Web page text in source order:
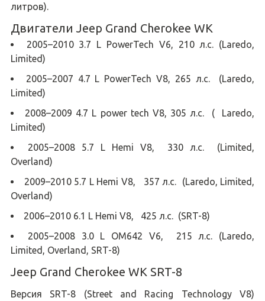
литров).
Двигатели Jeep Grand Cherokee WK
2005–2010 3.7 L PowerTech V6, 210 л.с. (Laredo,
Limited)
2005–2007 4.7 L PowerTech V8, 265 л.с. (Laredo,
Limited)
2008–2009 4.7 L power tech V8, 305 л.с. ( Laredo,
Limited)
2005–2008 5.7 L Hemi V8, 330 л.с. (Limited,
Overland)
2009–2010 5.7 L Hemi V8, 357 л.с. (Laredo, Limited,
Overland)
2006–2010 6.1 L Hemi V8, 425 л.с. (SRT-8)
2005–2008 3.0 L OM642 V6, 215 л.с. (Laredo,
Limited, Overland, SRT-8)
Jeep Grand Cherokee WK SRT-8
Версия SRT-8 (Street and Racing Technology V8)